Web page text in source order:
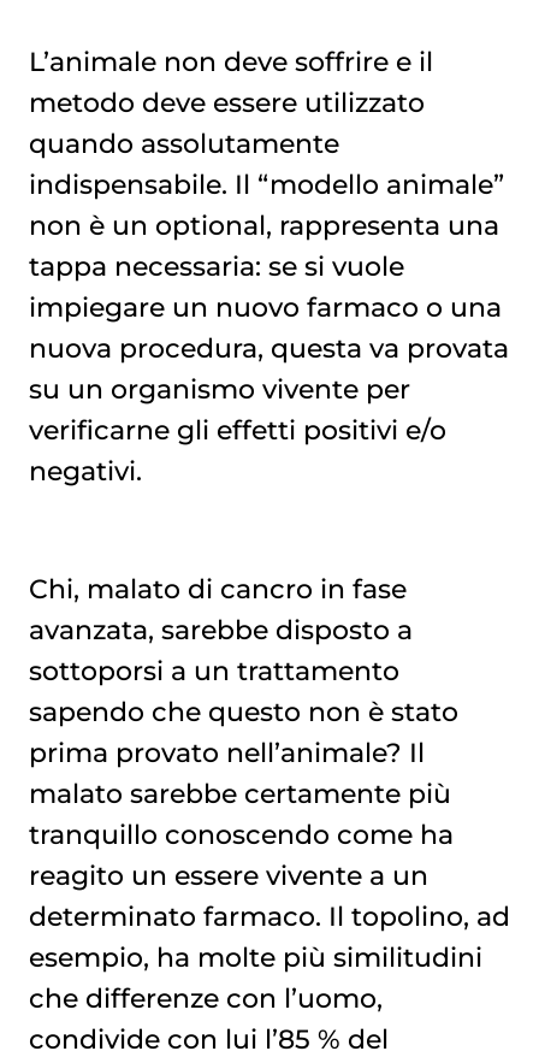
L’animale non deve soffrire e il
metodo deve essere utilizzato
quando assolutamente
indispensabile. Il “modello animale”
non è un optional, rappresenta una
tappa necessaria: se si vuole
impiegare un nuovo farmaco o una
nuova procedura, questa va provata
su un organismo vivente per
verificarne gli effetti positivi e/o
negativi.
Chi, malato di cancro in fase
avanzata, sarebbe disposto a
sottoporsi a un trattamento
sapendo che questo non è stato
prima provato nell’animale? Il
malato sarebbe certamente più
tranquillo conoscendo come ha
reagito un essere vivente a un
determinato farmaco. Il topolino, ad
esempio, ha molte più similitudini
che differenze con l’uomo,
condivide con lui l’85 % del